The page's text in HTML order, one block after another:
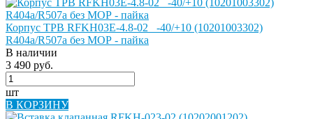
Корпус ТРВ RFKH03E-4.8-02_ -40/+10 (10201003302)
R404a/R507a без МОР - пайка
В наличии
3 490 руб.
шт
В КОРЗИНУ